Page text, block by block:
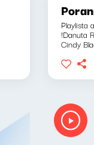
Playlista
!Danuta
Cindy